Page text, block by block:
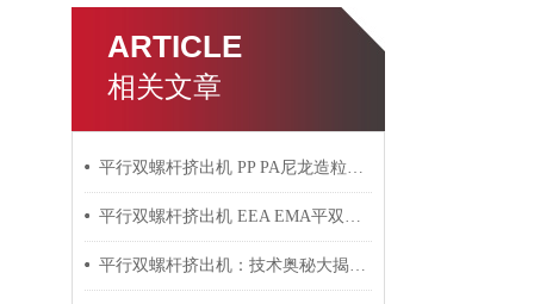
ARTICLE
相关文章
平行双螺杆挤出机 PP PA尼龙造粒机技术参数
平行双螺杆挤出机 EEA EMA平双挤出机 双螺杆挤出机技术参数
平行双螺杆挤出机：技术奥秘大揭秘！